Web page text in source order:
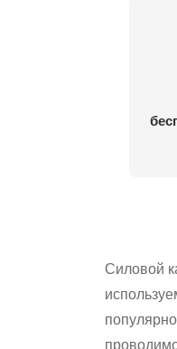
Силовой